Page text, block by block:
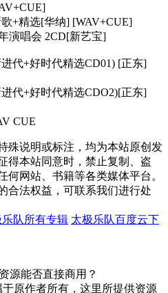
+精选[华纳] [WAV+CUE]
演唱会 2CD[新艺宝]
代+好时代精选CD01) [正东]
代+好时代精选CDO2)[正东]
CUE
殊说明或标注，均为本站原创发
得本站同意时，禁止复制、盗
何网站、书籍等各类媒体平台。
合法权益，可联系我们进行处
乐队所有专辑 太极乐队百度云下
源能否直接商用？
原作者所有，这里所提供资源